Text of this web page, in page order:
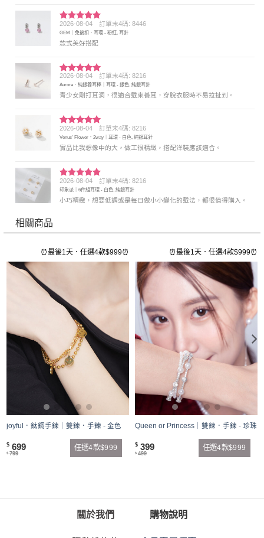
評分5 滿
分 5
2026-08-04 訂單末4碼: 8446
GEM｜免後扣．耳環 - 粉紅, 耳針
款式美好搭配
評分5 滿
分 5
2026-08-04 訂單末4碼: 8216
Aurora．純銀養耳棒｜耳環 - 銀色, 純銀耳針
青少女剛打耳洞，很適合戴來養耳，穿脫衣服時不易拉扯到。
評分5 滿
分 5
2026-08-04 訂單末4碼: 8216
Venus' Flower．2way｜耳環 - 白色, 純銀耳針
實品比我想像中的大，做工很精緻，搭配洋裝應該適合。
評分5滿
分 5
2026-08-04 訂單末4碼: 8216
印象派｜6件組耳環 - 白色, 純銀耳針
小巧精緻，想要低調或是每日做小小變化的戴法，都很值得購入。
相關商品
⏰最後1天．任選4款$999⏰
joyful．鈦鋼手鍊｜雙鍊．手鍊 - 金色
$ 699
$ 799
任選4款$999
⏰最後1天．任選4款$999⏰
Queen or Princess｜雙鍊．手鍊 - 珍珠
$ 399
$ 499
任選4款$999
關於我們 購物說明